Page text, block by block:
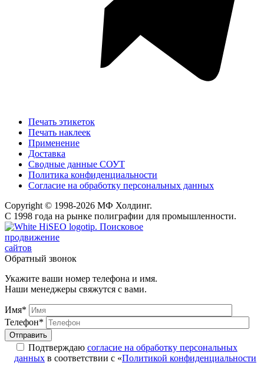
Печать этикеток
Печать наклеек
Применение
Доставка
Сводные данные СОУТ
Политика конфиденциальности
Согласие на обработку персональных данных
Copyright © 1998-2026 МФ Холдинг.
С 1998 года на рынке полиграфии для промышленности.
Поисковое
продвижение
сайтов
Обратный звонок
Укажите ваши номер телефона и имя.
Наши менеджеры свяжутся с вами.
Имя*
Телефон*
Подтверждаю согласие на обработку персональных
данных в соответствии с «Политикой конфиденциальности